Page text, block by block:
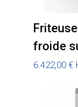
froide
6.422,00 €